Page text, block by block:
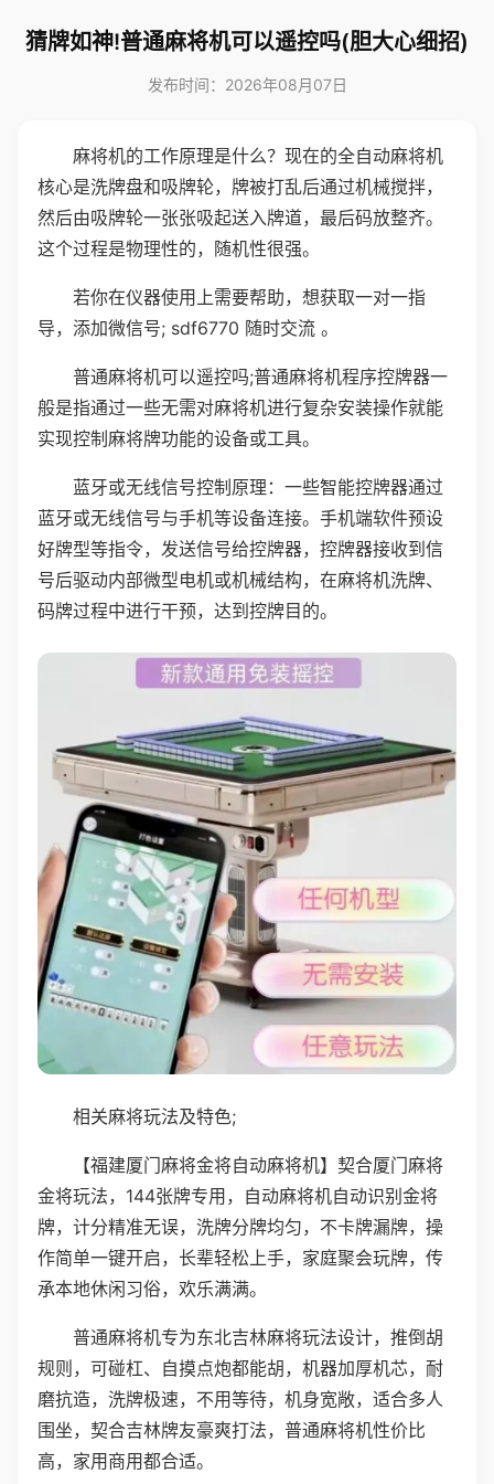
猜牌如神!普通麻将机可以遥控吗(胆大心细招)
发布时间：2026年08月07日
麻将机的工作原理是什么？现在的全自动麻将机
核心是洗牌盘和吸牌轮，牌被打乱后通过机械搅拌，
然后由吸牌轮一张张吸起送入牌道，最后码放整齐。
这个过程是物理性的，随机性很强。
若你在仪器使用上需要帮助，想获取一对一指
导，添加微信号; sdf6770 随时交流 。
普通麻将机可以遥控吗;普通麻将机程序控牌器一
般是指通过一些无需对麻将机进行复杂安装操作就能
实现控制麻将牌功能的设备或工具。
蓝牙或无线信号控制原理：一些智能控牌器通过
蓝牙或无线信号与手机等设备连接。手机端软件预设
好牌型等指令，发送信号给控牌器，控牌器接收到信
号后驱动内部微型电机或机械结构，在麻将机洗牌、
码牌过程中进行干预，达到控牌目的。
相关麻将玩法及特色;
【福建厦门麻将金将自动麻将机】契合厦门麻将
金将玩法，144张牌专用，自动麻将机自动识别金将
牌，计分精准无误，洗牌分牌均匀，不卡牌漏牌，操
作简单一键开启，长辈轻松上手，家庭聚会玩牌，传
承本地休闲习俗，欢乐满满。
普通麻将机专为东北吉林麻将玩法设计，推倒胡
规则，可碰杠、自摸点炮都能胡，机器加厚机芯，耐
磨抗造，洗牌极速，不用等待，机身宽敞，适合多人
围坐，契合吉林牌友豪爽打法，普通麻将机性价比
高，家用商用都合适。